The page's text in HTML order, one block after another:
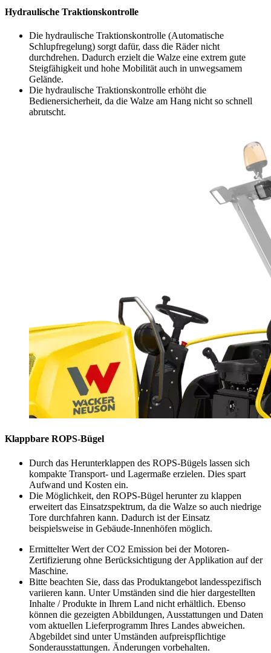
Hydraulische Traktionskontrolle
Die hydraulische Traktionskontrolle (Automatische
Schlupfregelung) sorgt dafür, dass die Räder nicht
durchdrehen. Dadurch erzielt die Walze eine extrem gute
Steigfähigkeit und hohe Mobilität auch in unwegsamem
Gelände.
Die hydraulische Traktionskontrolle erhöht die
Bedienersicherheit, da die Walze am Hang nicht so schnell
abrutscht.
Klappbare ROPS-Bügel
Durch das Herunterklappen des ROPS-Bügels lassen sich
kompakte Transport- und Lagermaße erzielen. Dies spart
Aufwand und Kosten ein.
Die Möglichkeit, den ROPS-Bügel herunter zu klappen
erweitert das Einsatzspektrum, da die Walze so auch niedrige
Tore durchfahren kann. Dadurch ist der Einsatz
beispielsweise in Gebäude-Innenhöfen möglich.
Ermittelter Wert der CO2 Emission bei der Motoren-
Zertifizierung ohne Berücksichtigung der Applikation auf der
Maschine.
Bitte beachten Sie, dass das Produktangebot landesspezifisch
variieren kann. Unter Umständen sind die hier dargestellten
Inhalte / Produkte in Ihrem Land nicht erhältlich. Ebenso
können die gezeigten Abbildungen, Ausstattungen und Daten
vom aktuellen Lieferprogramm Ihres Landes abweichen.
Abgebildet sind unter Umständen aufpreispflichtige
Sonderausstattungen. Änderungen vorbehalten.